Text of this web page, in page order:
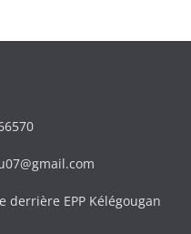
derrière EPP Kélégougan